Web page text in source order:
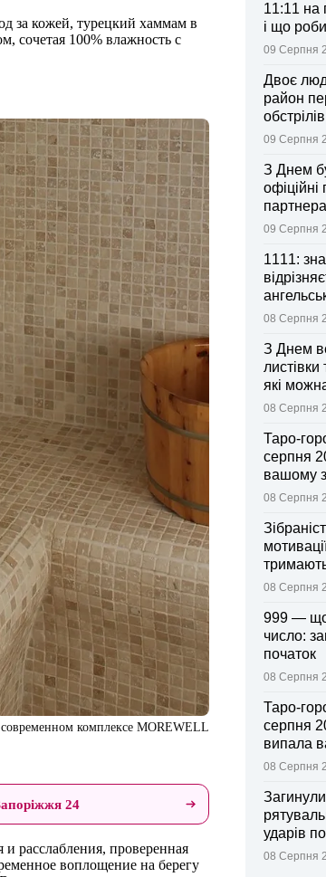
за кожей, турецкий хаммам в
сочетая 100% влажность с
комплексе MOREWELL
24
расслабления, проверенная
воплощение на берегу
11:11 на
і що
09 Серпня
Двоє
район
обстрілів
09 Серпня
З Днем
офіційні
09 Серпня
1111:
08 Серпня
З Днем
листівки
які
08 Серпня
Таро-
серпня
вашому
08 Серпня
08 Серпня
999 — що
число:
початок
08 Серпня
Таро-
серпня
випала
08 Серпня
ударів
08 Серпня